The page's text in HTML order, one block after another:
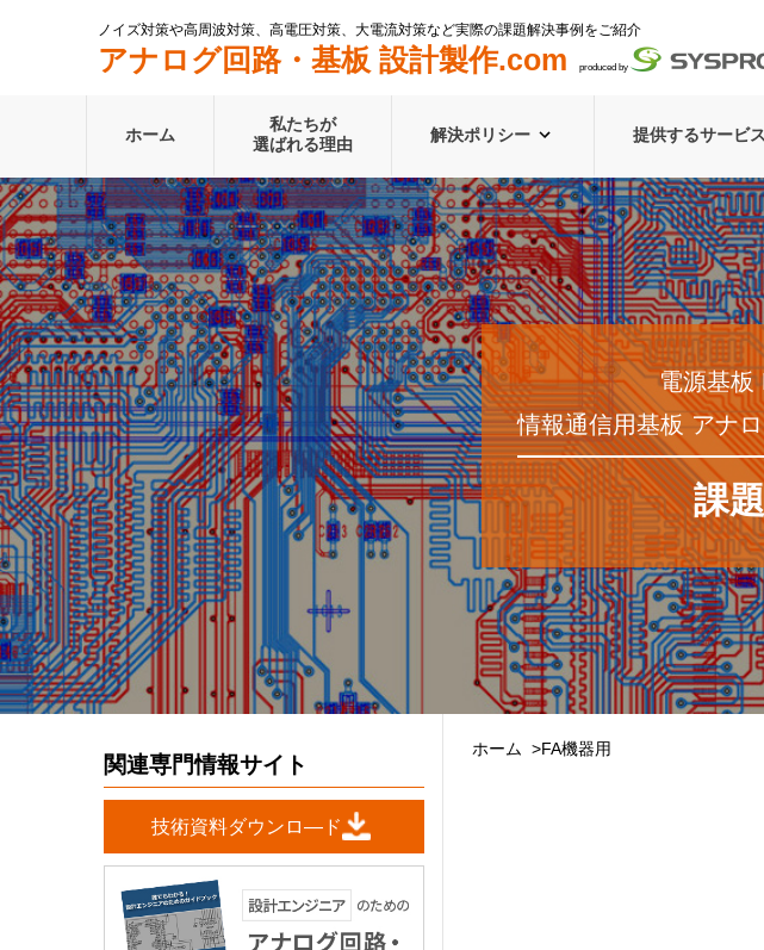
ノイズ対策や高周波対策、高電圧対策、大電流対策など実際の課題解決事例をご紹介
アナログ回路・基板 設計製作.com produced by
ホーム
私たちが
選ばれる理由
解決ポリシー 提供するサービス
電源基板
情報通信用基板 アナ
課
ホーム FA機器用
関連専門情報サイト
技術資料ダウンロ―ド